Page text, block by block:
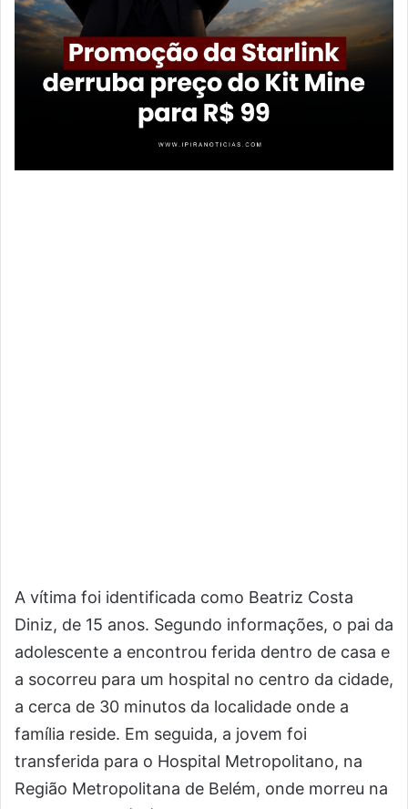
A vítima foi identificada como Beatriz Costa
Diniz, de 15 anos. Segundo informações, o pai da
adolescente a encontrou ferida dentro de casa e
a socorreu para um hospital no centro da cidade,
a cerca de 30 minutos da localidade onde a
família reside. Em seguida, a jovem foi
transferida para o Hospital Metropolitano, na
Região Metropolitana de Belém, onde morreu na